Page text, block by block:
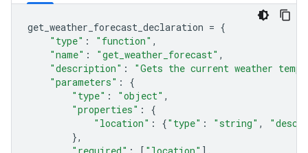
get_weather_forecast_declaration = {
"type" : "function" ,
"name" : "get_weather_forecast" ,
"description" :
"Gets the current weather
"parameters" :
{
"type" : "object" ,
"properties" :
{
"location" : {"type" : "string" ,
},